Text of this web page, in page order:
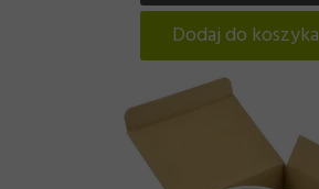
Dodaj do koszyka